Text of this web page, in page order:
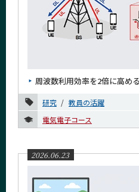
周波数利用効率を2倍に高め
研究
教員の活躍
電気電子コース
2026.06.23